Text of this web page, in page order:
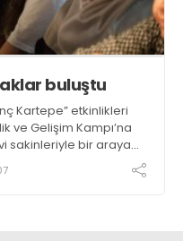
buluştu
Kartepe” etkinlikleri
ve Gelişim Kampı’na
sakinleriyle bir araya